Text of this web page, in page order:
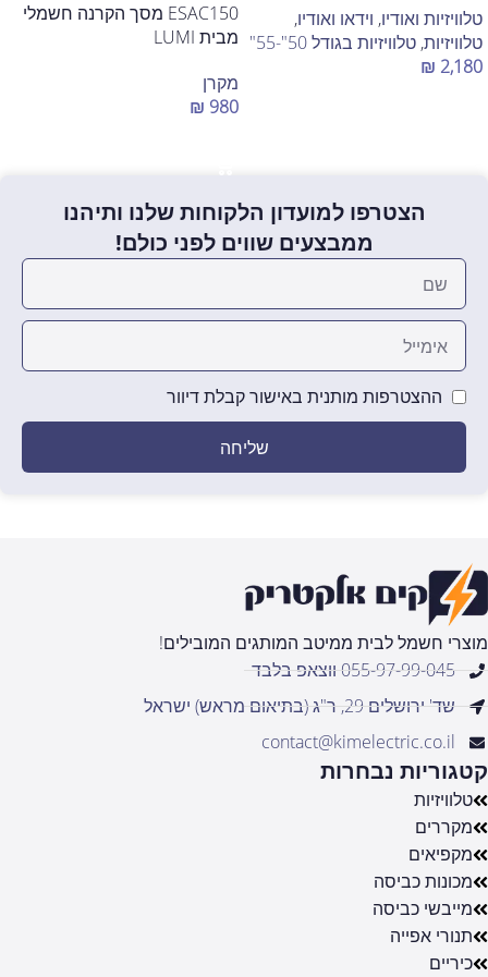
טלוויזיות ואודיו, וידאו ואודיו,
טלוויזיות, טלוויזיות בגודל 50"-55"
₪ 2,180
ESAC150 מסך הקרנה חשמלי
מבית LUMI
מקרן
₪ 980
הצטרפו למועדון הלקוחות שלנו ותיהנו
ממבצעים שווים לפני כולם!
ההצטרפות מותנית באישור קבלת דיוור
שליחה
מוצרי חשמל לבית ממיטב המותגים המובילים!
055-97-99-045 ווצאפ בלבד
שד' ירושלים 29, ר"ג (בתיאום מראש) ישראל
contact@kimelectric.co.il
קטגוריות נבחרות
טלוויזיות
מקררים
מקפיאים
מכונות כביסה
מייבשי כביסה
תנורי אפייה
כיריים